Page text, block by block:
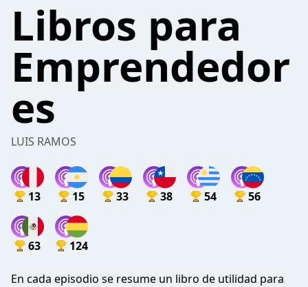
Libros para
Emprendedor
es
LUIS RAMOS
13 15 33 38 54 56
63 124
En cada episodio se resume un libro de utilidad para